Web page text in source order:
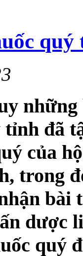
quý
đã
của
trong
bài
dược
quý